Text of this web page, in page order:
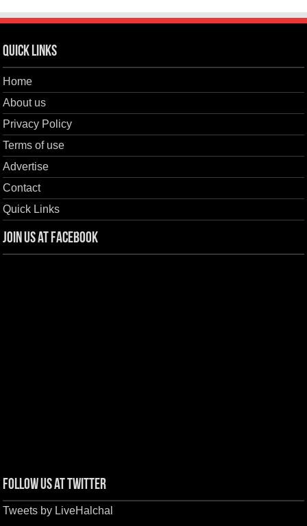
Quick Links
Home
About us
Privacy Policy
Terms of use
Advertise
Contact
Quick Links
Join us at Facebook
Follow us at Twitter
Tweets by LiveHalchal